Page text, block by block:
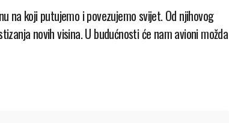
novih visina. U budućnosti će nam avioni možda